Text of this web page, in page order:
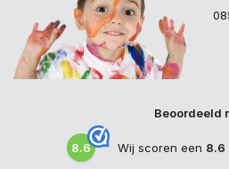
Beoordeeld
8.6 Wij scoren een 8.6